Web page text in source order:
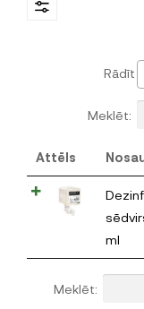
Rādīt
Meklēt:
Attēls
ml
Meklēt: